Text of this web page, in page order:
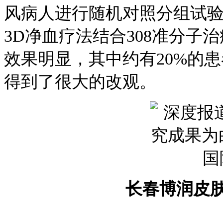
风病人进行随机对照分组试
3D净血疗法结合308准分子
效果明显，其中约有20%的
得到了很大的改观。
长春博润皮